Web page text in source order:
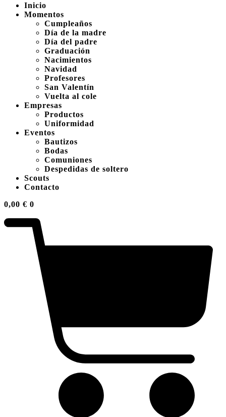
Inicio
Momentos
Cumpleaños
Día de la madre
Día del padre
Graduación
Nacimientos
Navidad
Profesores
San Valentín
Vuelta al cole
Empresas
Productos
Uniformidad
Eventos
Bautizos
Bodas
Comuniones
Despedidas de soltero
Scouts
Contacto
0,00 € 0